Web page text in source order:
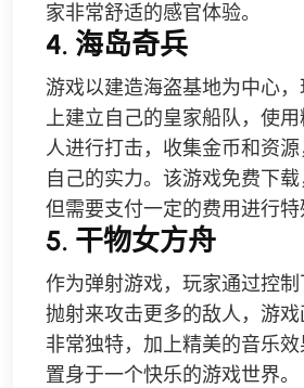
家非常舒适的感官体验。
4. 海岛奇兵
游戏以建造海盗基地为中心
上建立自己的皇家船队，使
人进行打击，收集金币和资
自己的实力。该游戏免费下载
但需要支付一定的费用进行特
5. 干物女方舟
作为弹射游戏，玩家通过控
抛射来攻击更多的敌人，游戏
非常独特，加上精美的音乐
置身于一个快乐的游戏世界。